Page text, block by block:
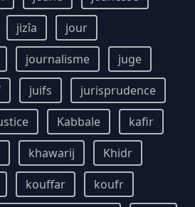
jizîa
jour
journalisme
juge
juifs
jurisprudence
Kabbale
kafir
khawarij
Khidr
kouffar
koufr